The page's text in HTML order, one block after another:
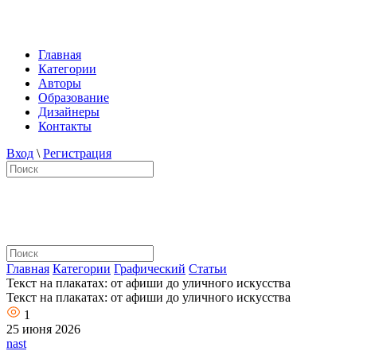
Главная
Категории
Авторы
Образование
Дизайнеры
Контакты
Вход \ Регистрация
Главная Категории Графический Статьи
Текст на плакатах: от афиши до уличного искусства
Текст на плакатах: от афиши до уличного искусства
1
25 июня 2026
nast